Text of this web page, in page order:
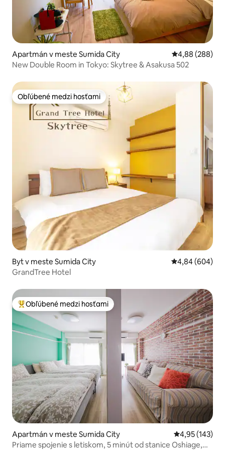
Apartmán v meste Sumida City Priemerné
4,88 (288)
New Double Room in Tokyo: Skytree & Asakusa 502
Obľúbené medzi hosťami
Obľúbené medzi hosťami
Byt v meste Sumida City Priemerné
4,84 (604)
GrandTree Hotel
Najobľúbenejšie medzi hosťami
Obľúbené medzi hosťami
Apartmán v meste Sumida City Priemerné
4,95 (143)
Priame spojenie s letiskom, 5 minút od stanice Oshiage,